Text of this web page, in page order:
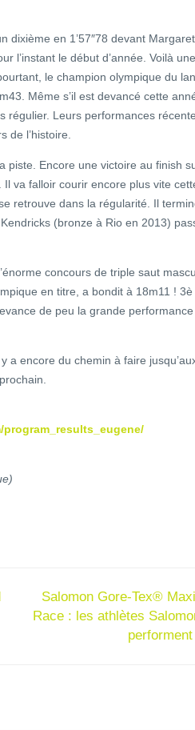
dixième en 1’57″78 devant Margaret
l’instant le début d’année. Voilà une
le champion olympique du
Même s’il est devancé cette
régulier. Leurs performances
de l’histoire.
piste. Encore une victoire au finish
Il va falloir courir encore plus vite
retrouve dans la régularité. Il
(bronze à Rio en 2013)
concours de triple saut
en titre, a bondit à 18m11 ! 3è
de peu la grande
a encore du chemin à faire
Salomon Gore-Tex®
Race : les athlètes
performent